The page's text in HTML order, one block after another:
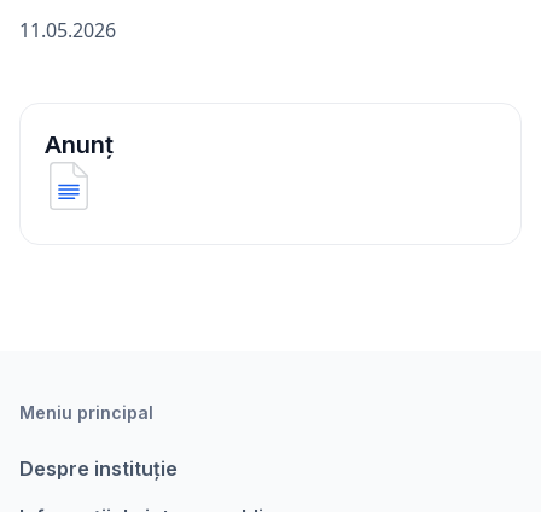
11.05.2026
Anunț
Meniu principal
Despre instituție